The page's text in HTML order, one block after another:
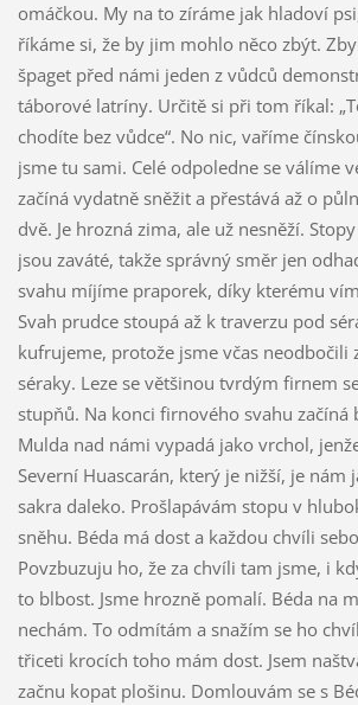
omáčkou. My na to zíráme jak hladoví
říkáme si, že by jim mohlo něco zbýt.
špaget před námi jeden z vůdců
táborové latríny. Určitě si při tom říkal:
chodíte bez vůdce“. No nic, vaříme
jsme tu sami. Celé odpoledne se válíme
začíná vydatně sněžit a přestává až o
dvě. Je hrozná zima, ale už nesněží.
jsou zaváté, takže správný směr jen
svahu míjíme praporek, díky kterému
Svah prudce stoupá až k traverzu pod
kufrujeme, protože jsme včas neodbočili
séraky. Leze se většinou tvrdým firnem
stupňů. Na konci firnového svahu začíná
Mulda nad námi vypadá jako vrchol,
Severní Huascarán, který je nižší, je nám
sakra daleko. Prošlapávám stopu v
sněhu. Béda má dost a každou chvíli
Povzbuzuju ho, že za chvíli tam jsme, i
to blbost. Jsme hrozně pomalí. Béda na
nechám. To odmítám a snažím se ho
třiceti krocích toho mám dost. Jsem
začnu kopat plošinu. Domlouvám se s